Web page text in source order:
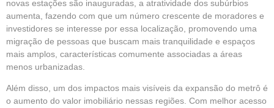
novas estações são inauguradas, a atratividade dos subúrbios
aumenta, fazendo com que um número crescente de moradores e
investidores se interesse por essa localização, promovendo uma
migração de pessoas que buscam mais tranquilidade e espaços
mais amplos, características comumente associadas a áreas
menos urbanizadas.
Além disso, um dos impactos mais visíveis da expansão do metrô é
o aumento do valor imobiliário nessas regiões. Com melhor acesso